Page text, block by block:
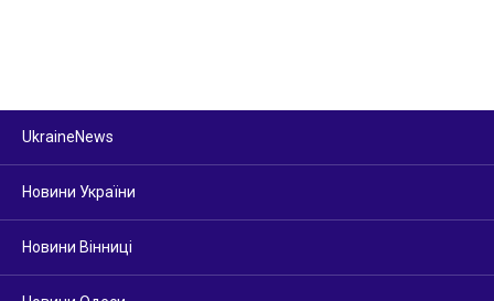
UkraineNews
Новини України
Новини Вінниці